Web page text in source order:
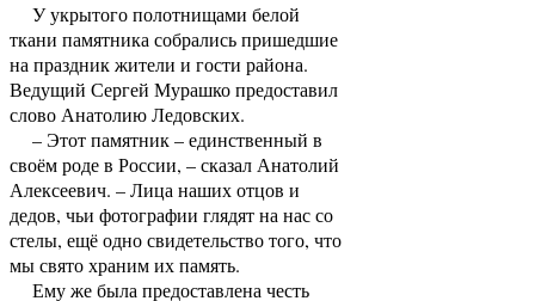
У укрытого полотнищами белой
ткани памятника собрались пришедшие
на праздник жители и гости района.
Ведущий Сергей Мурашко предоставил
слово Анатолию Ледовских.
– Этот памятник – единственный в
своём роде в России, – сказал Анатолий
Алексеевич. – Лица наших отцов и
дедов, чьи фотографии глядят на нас со
стелы, ещё одно свидетельство того, что
мы свято храним их память.
Ему же была предоставлена честь